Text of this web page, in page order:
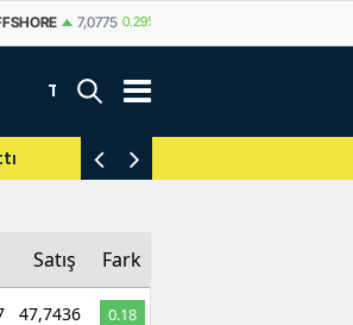
7,0812 0.29%
TEKNOLOJİ
Satış Fark
47,7436 0.18